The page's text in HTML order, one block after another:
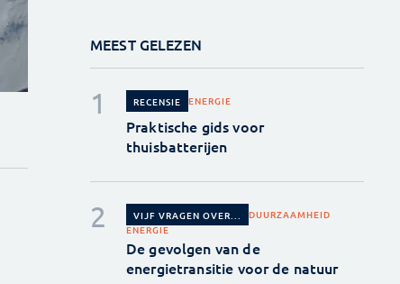
MEEST GELEZEN
RECENSIE ENERGIE
Praktische gids voor
thuisbatterijen
VIJF VRAGEN OVER...
DUURZAAMHEID
ENERGIE
De gevolgen van de
energietransitie voor de natuur